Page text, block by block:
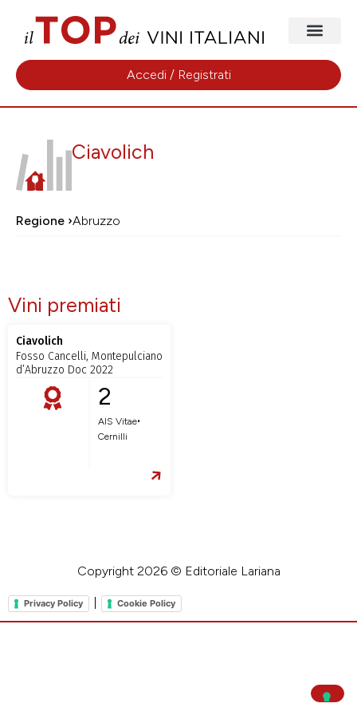
Accedi / Registrati
Ciavolich
Regione ›Abruzzo
Vini premiati
Ciavolich
Fosso Cancelli, Montepulciano
d’Abruzzo Doc 2022
2
AIS Vitae•
Cernilli
Copyright 2026 © Editoriale Lariana
Privacy Policy Cookie Policy